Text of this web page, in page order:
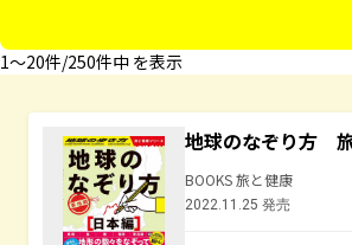
1〜20件/250件中 を表示
地球のなぞり方
BOOKS 旅と健康
2022.11.25 発売